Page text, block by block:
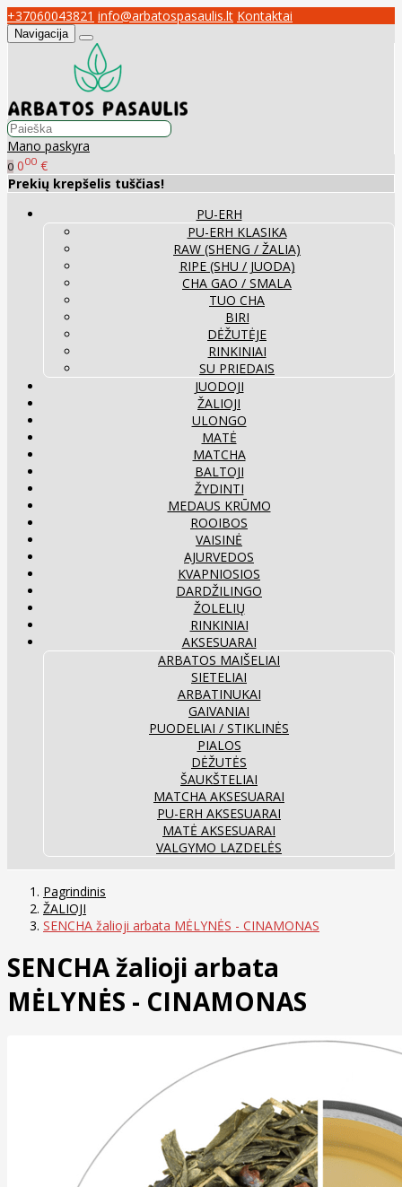
+37060043821 info@arbatospasaulis.lt Kontaktai
Navigacija
Mano paskyra
0 000 €
Prekių krepšelis tuščias!
PU-ERH
PU-ERH KLASIKA
RAW (SHENG / ŽALIA)
RIPE (SHU / JUODA)
CHA GAO / SMALA
TUO CHA
BIRI
DĖŽUTĖJE
RINKINIAI
SU PRIEDAIS
JUODOJI
ŽALIOJI
ULONGO
MATĖ
MATCHA
BALTOJI
ŽYDINTI
MEDAUS KRŪMO
ROOIBOS
VAISINĖ
AJURVEDOS
KVAPNIOSIOS
DARDŽILINGO
ŽOLELIŲ
RINKINIAI
AKSESUARAI
ARBATOS MAIŠELIAI
SIETELIAI
ARBATINUKAI
GAIVANIAI
PUODELIAI / STIKLINĖS
PIALOS
DĖŽUTĖS
ŠAUKŠTELIAI
MATCHA AKSESUARAI
PU-ERH AKSESUARAI
MATĖ AKSESUARAI
VALGYMO LAZDELĖS
Pagrindinis
ŽALIOJI
SENCHA žalioji arbata MĖLYNĖS - CINAMONAS
SENCHA žalioji arbata
MĖLYNĖS - CINAMONAS